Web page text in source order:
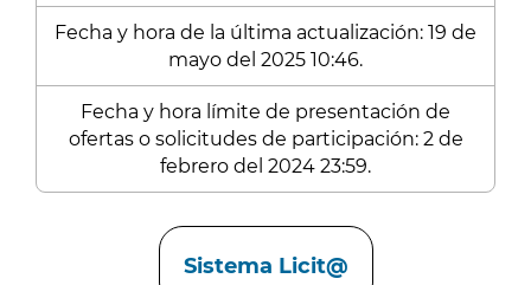
Fecha y hora de la última actualización: 19 de
mayo del 2025 10:46.
Fecha y hora límite de presentación de
ofertas o solicitudes de participación: 2 de
febrero del 2024 23:59.
Sistema Licit@